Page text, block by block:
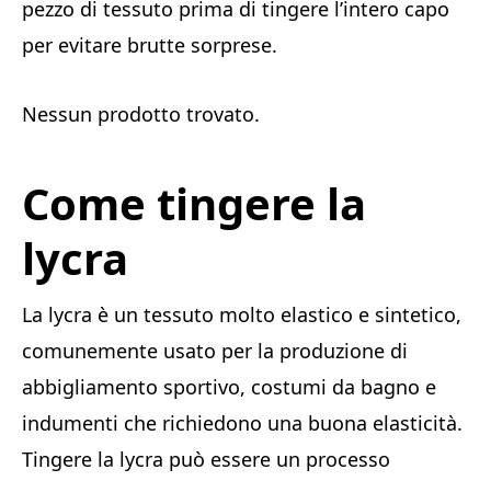
pezzo di tessuto prima di tingere l’intero capo
per evitare brutte sorprese.
Nessun prodotto trovato.
Come tingere la
lycra
La lycra è un tessuto molto elastico e sintetico,
comunemente usato per la produzione di
abbigliamento sportivo, costumi da bagno e
indumenti che richiedono una buona elasticità.
Tingere la lycra può essere un processo